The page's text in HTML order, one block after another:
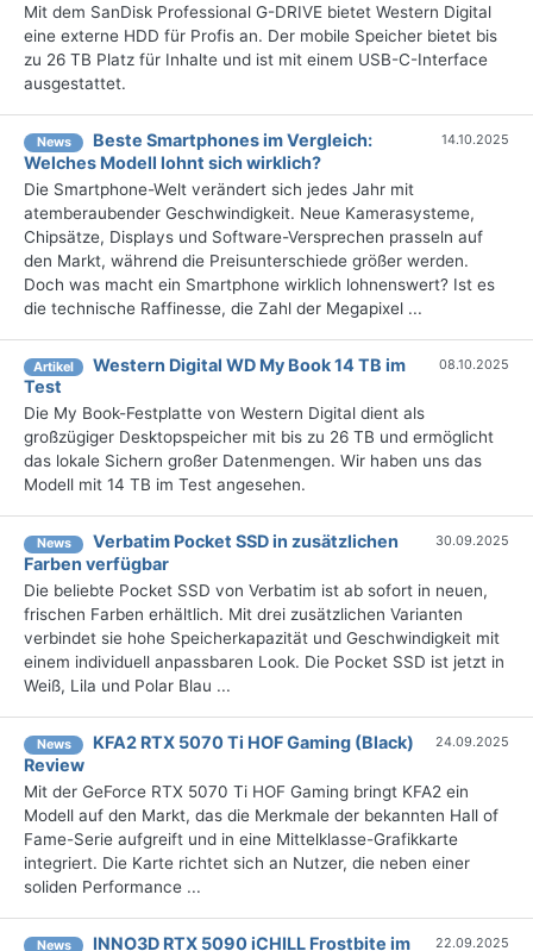
Mit dem SanDisk Professional G-DRIVE bietet Western Digital
eine externe HDD für Profis an. Der mobile Speicher bietet bis
zu 26 TB Platz für Inhalte und ist mit einem USB-C-Interface
ausgestattet.
News
Beste Smartphones im Vergleich:
Welches Modell lohnt sich wirklich?
14.10.2025
Die Smartphone-Welt verändert sich jedes Jahr mit
atemberaubender Geschwindigkeit. Neue Kamerasysteme,
Chipsätze, Displays und Software-Versprechen prasseln auf
den Markt, während die Preisunterschiede größer werden.
Doch was macht ein Smartphone wirklich lohnenswert? Ist es
die technische Raffinesse, die Zahl der Megapixel ...
Artikel
Western Digital WD My Book 14 TB im
Test
08.10.2025
Die My Book-Festplatte von Western Digital dient als
großzügiger Desktopspeicher mit bis zu 26 TB und ermöglicht
das lokale Sichern großer Datenmengen. Wir haben uns das
Modell mit 14 TB im Test angesehen.
News
Verbatim Pocket SSD in zusätzlichen
Farben verfügbar
30.09.2025
Die beliebte Pocket SSD von Verbatim ist ab sofort in neuen,
frischen Farben erhältlich. Mit drei zusätzlichen Varianten
verbindet sie hohe Speicherkapazität und Geschwindigkeit mit
einem individuell anpassbaren Look. Die Pocket SSD ist jetzt in
Weiß, Lila und Polar Blau ...
News
KFA2 RTX 5070 Ti HOF Gaming (Black)
Review
24.09.2025
Mit der GeForce RTX 5070 Ti HOF Gaming bringt KFA2 ein
Modell auf den Markt, das die Merkmale der bekannten Hall of
Fame-Serie aufgreift und in eine Mittelklasse-Grafikkarte
integriert. Die Karte richtet sich an Nutzer, die neben einer
soliden Performance ...
News INNO3D RTX 5090 iCHILL Frostbite im 22.09.2025